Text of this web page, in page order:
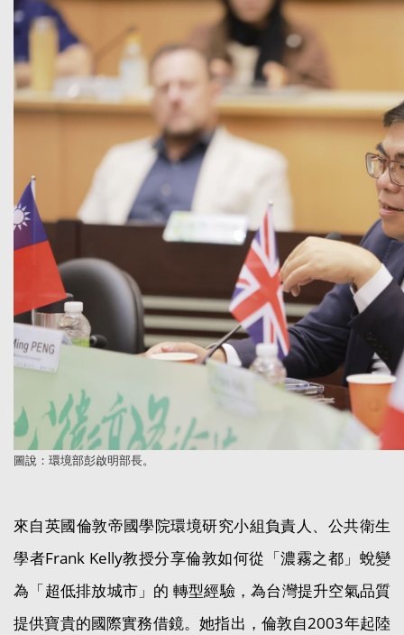
圖說：環境部彭啟明部長。
來自英國倫敦帝國學院環境研究小組負責人、公共衛生
學者Frank Kelly教授分享倫敦如何從「濃霧之都」蛻變
為「超低排放城市」的 轉型經驗，為台灣提升空氣品質
提供寶貴的國際實務借鏡。她指出，倫敦自2003年起陸